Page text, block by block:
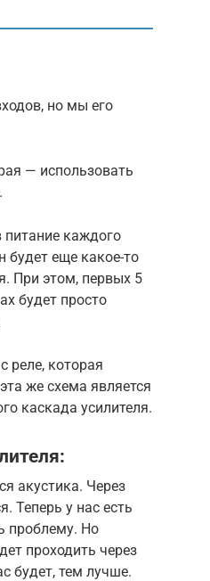
но мы его
— использовать
каждого
будет еще какое-то
При этом, первых 5
будет просто
реле, которая
же схема является
каскада усилителя.
акустика. Через
Теперь у нас есть
проблему. Но
проходить через
будет, тем лучше.